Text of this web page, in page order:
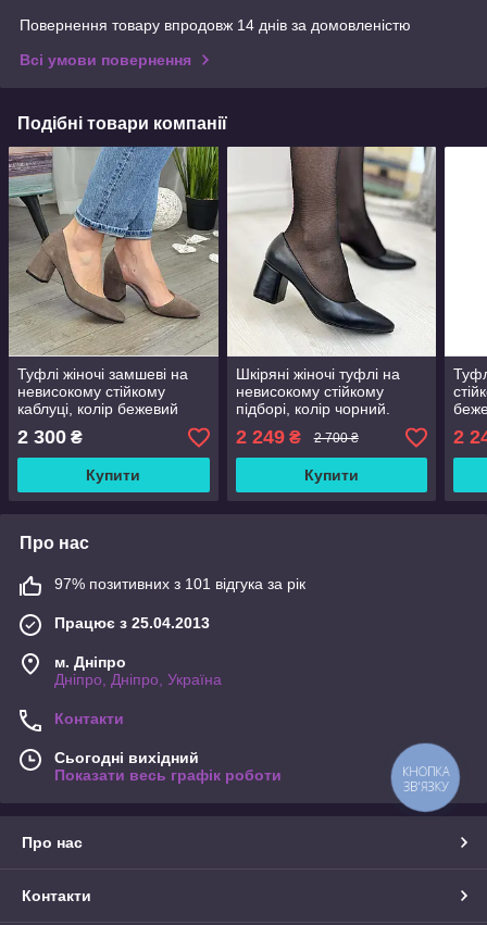
Повернення товару впродовж 14 днів за домовленістю
Всі умови повернення
Подібні товари компанії
Туфлі жіночі замшеві на
невисокому стійкому
каблуці, колір бежевий
2 300 ₴
Купити
Шкіряні жіночі туфлі на
невисокому стійкому
підборі, колір чорний.
Розміри 36-41
2 249₴ 2 700 ₴
Купити
2
Про нас
97% позитивних з 101 відгука за рік
Працює з 25.04.2013
м. Дніпро
Дніпро, Дніпро, Україна
Контакти
Сьогодні вихідний
Показати весь графік роботи
Про нас
Контакти
КНОПКА
ЗВ'ЯЗКУ